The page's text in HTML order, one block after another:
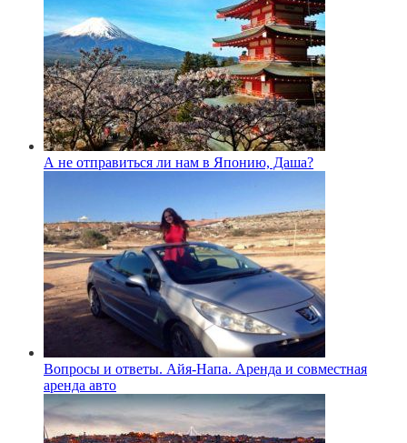
А не отправиться ли нам в Японию, Даша?
Вопросы и ответы. Айя-Напа. Аренда и совместная
аренда авто